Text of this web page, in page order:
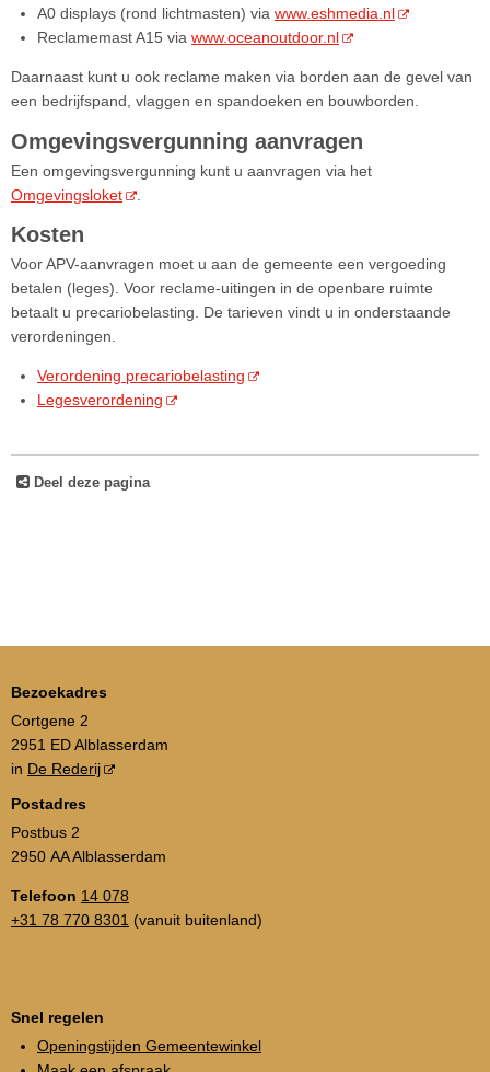
A0 displays (rond lichtmasten) via www.eshmedia.nl
Reclamemast A15 via www.oceanoutdoor.nl
Daarnaast kunt u ook reclame maken via borden aan de gevel van
een bedrijfspand, vlaggen en spandoeken en bouwborden.
Omgevingsvergunning aanvragen
Een omgevingsvergunning kunt u aanvragen via het
Omgevingsloket
Kosten
Voor APV-aanvragen moet u aan de gemeente een vergoeding
betalen (leges). Voor reclame-uitingen in de openbare ruimte
betaalt u precariobelasting. De tarieven vindt u in onderstaande
verordeningen.
Verordening precariobelasting
Legesverordening
Deel deze pagina
Bezoekadres
Cortgene 2
2951 ED Alblasserdam
in De Rederij
Postadres
Postbus 2
2950 AA Alblasserdam
Telefoon 14 078
+31 78 770 8301 (vanuit buitenland)
Snel regelen
Openingstijden Gemeentewinkel